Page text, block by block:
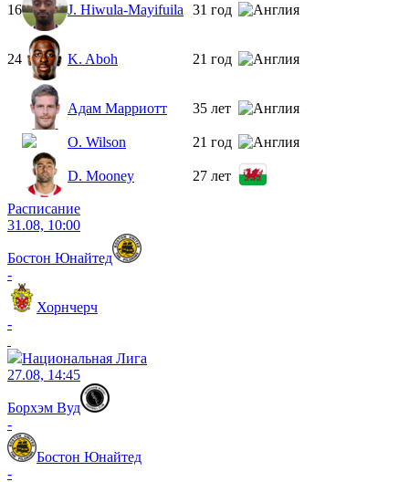
16 J. Hiwula-Mayifuila 31 год
24 K. Aboh 21 год
Адам Марриотт 35 лет
O. Wilson 21 год
D. Mooney 27 лет
Расписание
31.08, 10:00
Бостон Юнайтед
-
Хорнчерч
-
Национальная Лига
27.08, 14:45
Борхэм Вуд
-
Бостон Юнайтед
-